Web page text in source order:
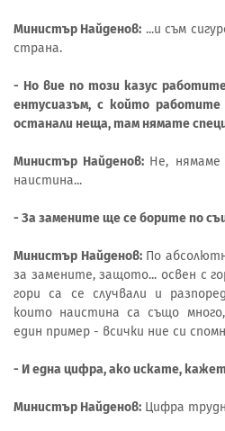
Министър Найденов: ...и съм
страна.
- Но вие по този казус
ентусиазъм, с който
останали неща, там нямате
Министър Найденов: Не, нямаме
наистина...
- За замените ще се борите по
Министър Найденов:По
за замените, защото... освен с
гори са се случвали и
които наистина са също
един пример - всички ние си
- И една цифра, ако искате,
Министър Найденов: Цифра